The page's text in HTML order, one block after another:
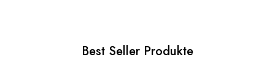
Best Seller Produkte